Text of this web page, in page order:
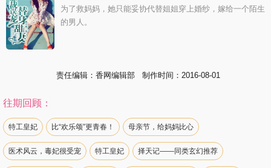
为了救妈妈，她只能妥协代替姐姐穿上婚纱，嫁给一个陌生
的男人。
责任编辑：香网编辑部 制作时间：2016-08-01
往期回顾：
特工皇妃 比“欢乐颂”更青春！ 母亲节，给妈妈比心
医术风云，毒妃很受宠 特工皇妃 择天记——同类玄幻推荐